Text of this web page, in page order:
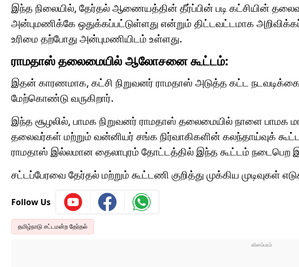
இந்த நிலையில், தேர்தல் ஆணையத்தின் தீர்ப்பின் படி கட்சியின்
அன்புமணிக்கே ஒதுக்கப்பட்டுள்ளது என்றும் திட்டவட்டமாக
உரிமை தற்போது அன்புமணியிடம் உள்ளது.
ராமதாஸ் தலைமையில் ஆலோசனை கூட்டம்:
இதன் காரணமாக, கட்சி நிறுவனர் ராமதாஸ் அடுத்த கட்ட
மேற்கொண்டு வருகிறார்.
இந்த சூழலில், பாமக நிறுவனர் ராமதாஸ் தலைமையில் நாளை பாமக
தலைவர்கள் மற்றும் வன்னியர் சங்க நிர்வாகிகளின் கலந்தாய்வுக்
ராமதாஸ் இல்லமான தைலாபுரம் தோட்டத்தில் இந்த கூட்டம் நடைபெற
சட்டப்பேரவை தேர்தல் மற்றும் கூட்டணி குறித்து முக்கிய முடிவுகள்
Follow Us
தமிழ்நாடு சட்டமன்ற தேர்தல்